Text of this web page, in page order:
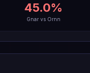
45.0%
Gnarvs Ornn